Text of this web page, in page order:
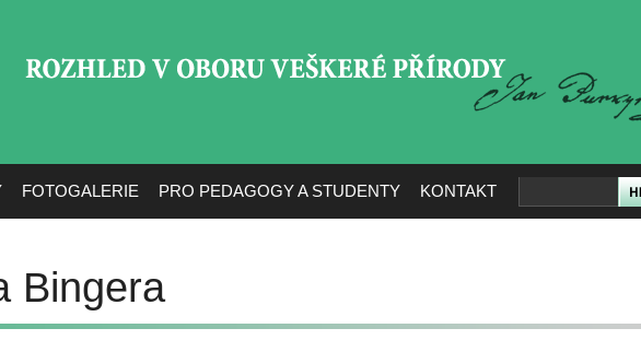
FOTOGALERIE PRO PEDAGOGY A STUDENTY KONTAKT
Bingera